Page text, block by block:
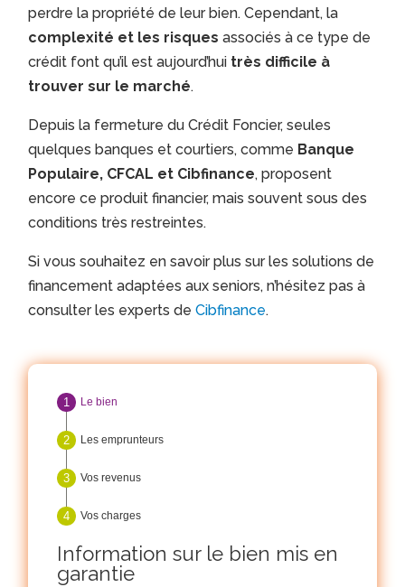
perdre la propriété de leur bien. Cependant, la
complexité et les risques associés à ce type de
crédit font qu’il est aujourd’hui très difficile à
trouver sur le marché.
Depuis la fermeture du Crédit Foncier, seules
quelques banques et courtiers, comme Banque
Populaire, CFCAL et Cibfinance, proposent
encore ce produit financier, mais souvent sous des
conditions très restreintes.
Si vous souhaitez en savoir plus sur les solutions de
financement adaptées aux seniors, n’hésitez pas à
consulter les experts deCibfinance.
Le bien
Les emprunteurs
Vos revenus
Vos charges
Information sur le bien mis en
garantie